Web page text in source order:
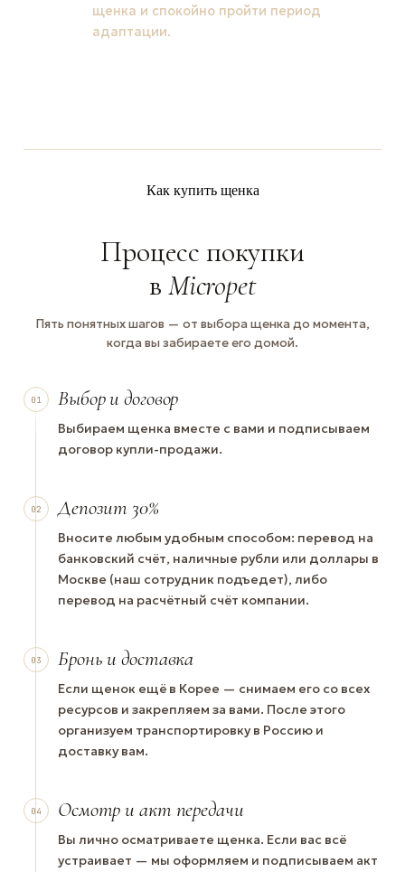
щенка и спокойно пройти период
адаптации.
Как купить щенка
Процесс покупки
в Micropet
Пять понятных шагов — от выбора щенка до момента,
когда вы забираете его домой.
01 Выбор и договор
Выбираем щенка вместе с вами и подписываем
договор купли-продажи.
02 Депозит 30%
Вносите любым удобным способом: перевод на
банковский счёт, наличные рубли или доллары в
Москве (наш сотрудник подъедет), либо
перевод на расчётный счёт компании.
03 Бронь и доставка
Если щенок ещё в Корее — снимаем его со всех
ресурсов и закрепляем за вами. После этого
организуем транспортировку в Россию и
доставку вам.
04 Осмотр и акт передачи
Вы лично осматриваете щенка. Если вас всё
устраивает — мы оформляем и подписываем акт